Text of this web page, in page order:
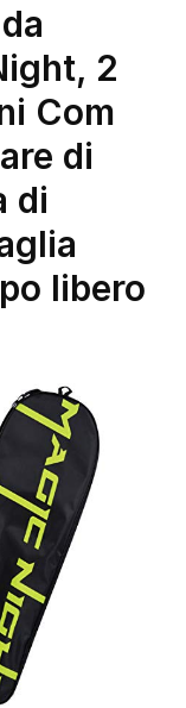
2
Com
di
di
libero